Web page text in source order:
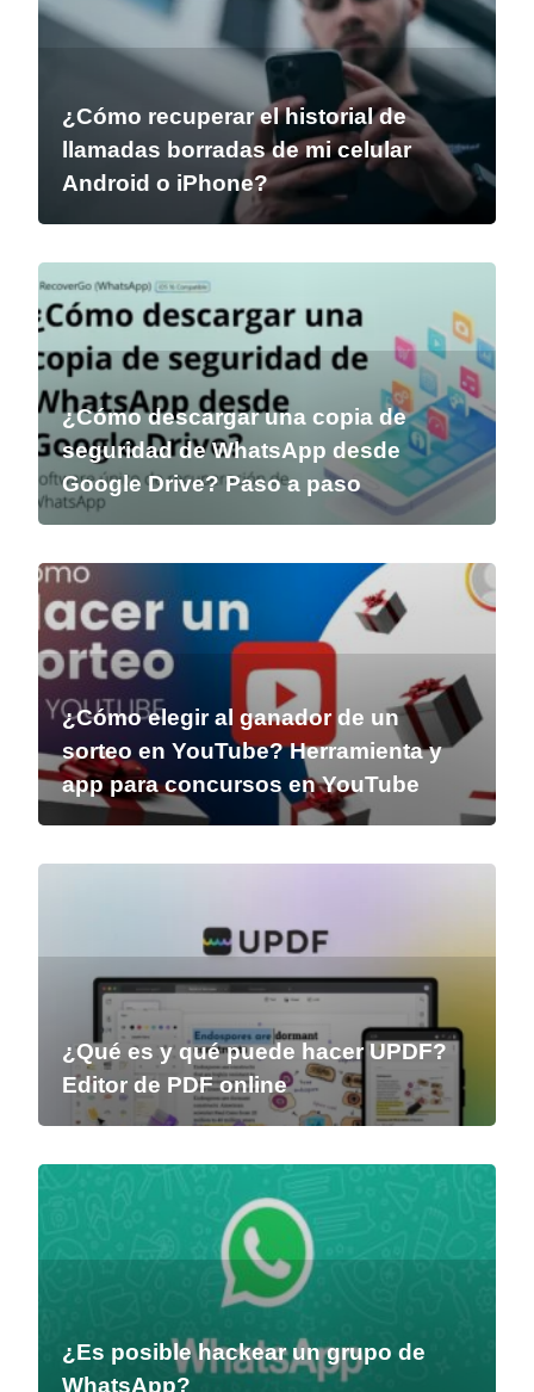
¿Cómo recuperar el historial de
llamadas borradas de mi celular
Android o iPhone?
¿Cómo descargar una copia de
seguridad de WhatsApp desde
Google Drive? Paso a paso
¿Cómo elegir al ganador de un
sorteo en YouTube? Herramienta y
app para concursos en YouTube
¿Qué es y qué puede hacer UPDF?
Editor de PDF online
¿Es posible hackear un grupo de
WhatsApp?